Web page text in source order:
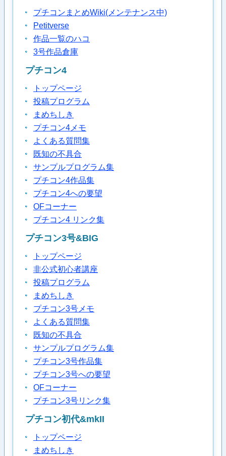
プチコンまとめWiki(メンテナンス中)
Petitverse
作品一覧のハコ
3号作品倉庫
プチコン4
トップページ
投稿プログラム
まめちしき
プチコン4メモ
よくある質問集
既知の不具合
サンプルプログラム集
プチコン4作品集
プチコン4への要望
OFコーナー
プチコン4 リンク集
プチコン3号&BIG
トップページ
非公式初心者講座
投稿プログラム
まめちしき
プチコン3号メモ
よくある質問集
既知の不具合
サンプルプログラム集
プチコン3号作品集
プチコン3号への要望
OFコーナー
プチコン3号リンク集
プチコン初代&mkII
トップページ
まめちしき